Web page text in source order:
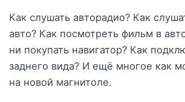
Как слушать авторадио? Как
авто? Как посмотреть фильм в
ни покупать навигатор? Как
заднего вида? И ещё многое как
на новой магнитоле.